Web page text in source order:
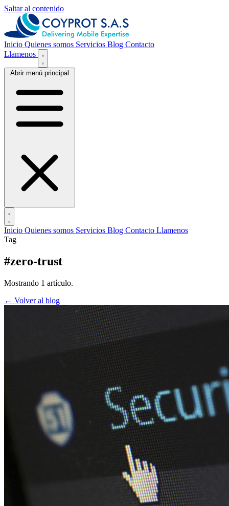
Saltar al contenido
Inicio Quienes somos Servicios Blog Contacto
Llamenos
Abrir menú principal
Inicio Quienes somos Servicios Blog Contacto Llamenos
Tag
#zero-trust
Mostrando 1 artículo.
← Volver al blog